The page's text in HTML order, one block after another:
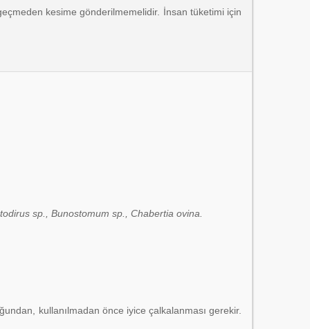
kesime gönderilmemelidir. İnsan tüketimi için
sp., Bunostomum sp., Chabertia ovina.
kullanılmadan önce iyice çalkalanması gerekir.